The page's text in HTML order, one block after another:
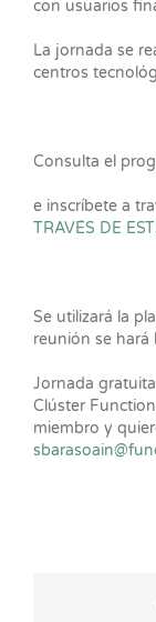
con usuarios
La jornada se
centros
Consulta el
e inscríbete a
TRAVÉS DE
Se utilizará la
reunión se hará
Jornada
Clúster
miembro y